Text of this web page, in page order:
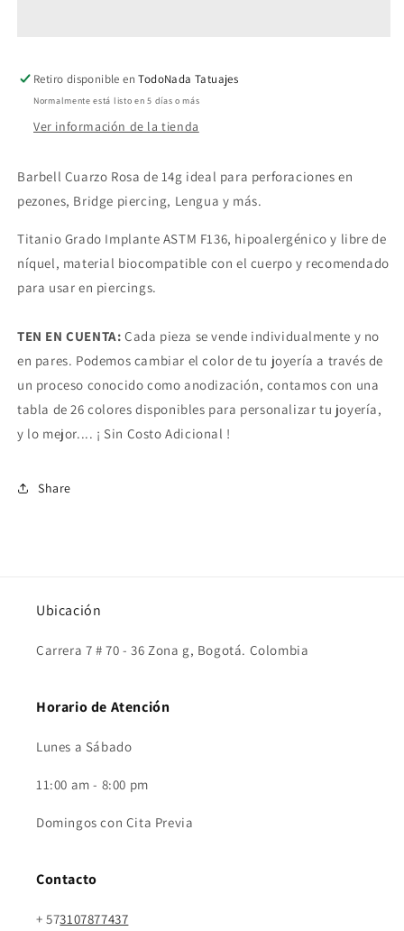
Retiro disponible enTodoNada Tatuajes
Normalmente está listo en 5 días o más
Ver información de la tienda
Barbell Cuarzo Rosa de 14g ideal para perforaciones en
pezones, Bridge piercing, Lengua y más.
Titanio Grado Implante ASTM F136, hipoalergénico y libre de
níquel, material biocompatible con el cuerpo y recomendado
para usar en piercings.
TEN EN CUENTA: Cada pieza se vende individualmente y no
en pares. Podemos cambiar el color de tu joyería a través de
un proceso conocido como anodización, contamos con una
tabla de 26 colores disponibles para personalizar tu joyería,
y lo mejor.... ¡ Sin Costo Adicional !
Share
Ubicación
Carrera 7 # 70 - 36 Zona g, Bogotá. Colombia
Horario de Atención
Lunes a Sábado
11:00 am - 8:00 pm
Domingos con Cita Previa
Contacto
+ 573107877437